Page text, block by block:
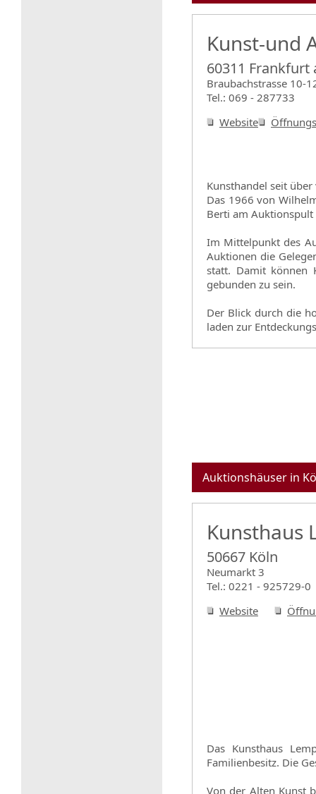
Kunst-und
60311 Frankfurt
Braubachstrasse 10-
Tel.: 069 - 287733
Website
Kunsthandel seit über
Das 1966 von
Berti am Auktionspult
Im Mittelpunkt des
Auktionen die
statt. Damit können
gebunden zu sein.
Der Blick durch die
laden zur
Auktionshäuser in
Kunsthaus
50667 Köln
Neumarkt 3
Tel.: 0221 - 925729-0
Website
Das Kunsthaus
Familienbesitz. Die
Von der Alten Kunst